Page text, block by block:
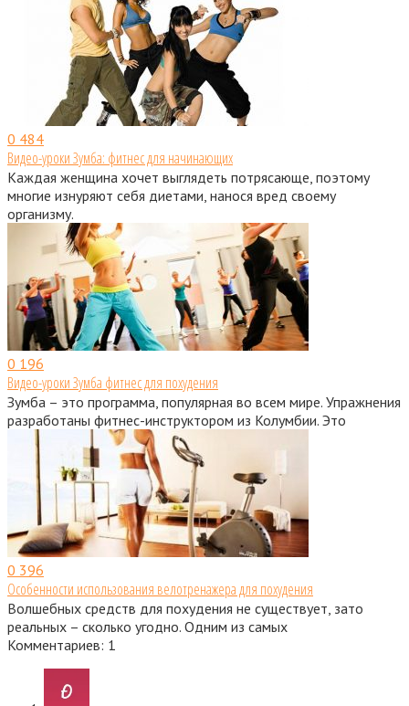
0 484
Видео-уроки Зумба: фитнес для начинающих
Каждая женщина хочет выглядеть потрясающе, поэтому
многие изнуряют себя диетами, нанося вред своему
организму.
0 196
Видео-уроки Зумба фитнес для похудения
Зумба – это программа, популярная во всем мире. Упражнения
разработаны фитнес-инструктором из Колумбии. Это
0 396
Особенности использования велотренажера для похудения
Волшебных средств для похудения не существует, зато
реальных – сколько угодно. Одним из самых
Комментариев: 1